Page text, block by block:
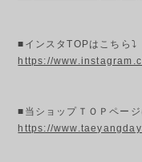
■インスタTOPはこちら⤵
https://
■当ショップＴＯＰペー
https://